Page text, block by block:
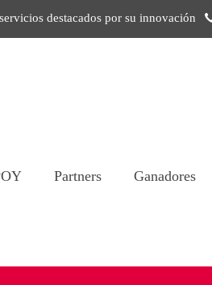
destacados por su innovación
Partners Ganadores